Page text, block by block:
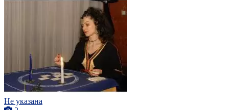
Не указана